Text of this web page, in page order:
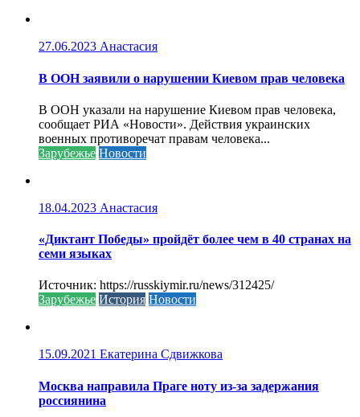
27.06.2023 Анастасия
В ООН заявили о нарушении Киевом прав человека
В ООН указали на нарушение Киевом прав человека,
сообщает РИА «Новости». Действия украинских
военных противоречат правам человека...
Зарубежье Новости
18.04.2023 Анастасия
«Диктант Победы» пройдёт более чем в 40 странах на
семи языках
Источник: https://russkiymir.ru/news/312425/
Зарубежье История Новости
15.09.2021 Екатерина Сдвижкова
Москва направила Праге ноту из-за задержания
россиянина